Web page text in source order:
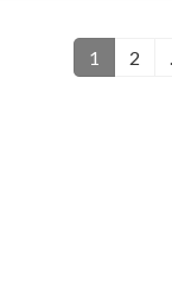
固
1
固
2